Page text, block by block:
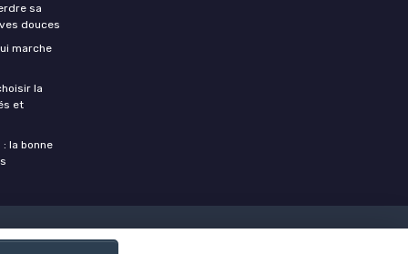
sa
douces
marche
la
et
la bonne